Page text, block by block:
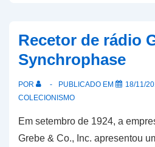
Recetor de rádio
Synchrophase
POR PUBLICADO EM 18/11/
COLECIONISMO
Em setembro de 1924, a
Grebe & Co., Inc. apresentou